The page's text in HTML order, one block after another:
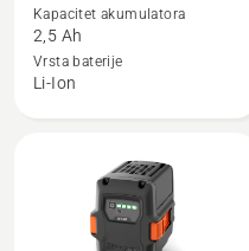
Aspire™
P4A
Kapacitet akumulatora
2,5 Ah
Vrsta baterije
Li-Ion